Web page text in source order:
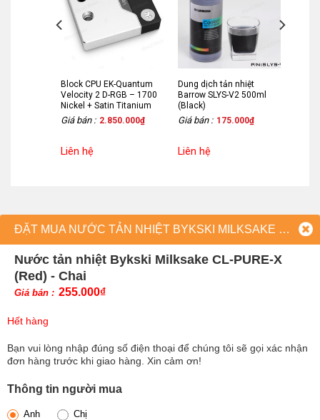
Block CPU EK-Quantum
Velocity 2 D-RGB – 1700
Nickel + Satin Titanium
Giá bán : 2.850.000₫
Liên hệ
Dung dịch tản nhiệt
Barrow SLYS-V2 500ml
(Black)
Giá bán : 175.000₫
Liên hệ
ĐẶT MUA NƯỚC TẢN NHIỆT BYKSKI MILKSAKE CL-PURE-X (RED) - CHAI
Nước tản nhiệt Bykski Milksake CL-PURE-X
(Red) - Chai
Giá bán : 255.000₫
Hết hàng
Bạn vui lòng nhập đúng số điện thoại để chúng tôi sẽ gọi xác nhận
đơn hàng trước khi giao hàng. Xin cảm ơn!
Thông tin người mua
Anh Chị